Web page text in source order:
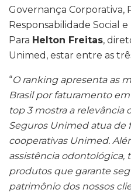
Governança Corporativa,
Responsabilidade Social
Para Helton Freitas,
Unimed, estar entre as
“O ranking apresenta as
Brasil por faturamento
top 3 mostra a relevância
Seguros Unimed atua de
cooperativas Unimed.
assistência
produtos que garante
patrimônio dos nossos